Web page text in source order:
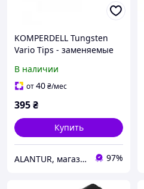
KOMPERDELL Tungsten
Vario Tips - заменяемые
палок, 9 мм, устойчивые к
температурным
В наличии
от40₴/мес
395₴
Купить
ALANTUR, магазин туристичного спорядження та велосипедів 97%